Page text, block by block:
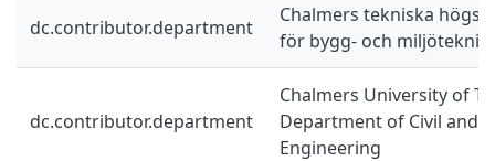
dc.contributor.department
Chalmers tekniska
för bygg- och miljöteknik
dc.contributor.department
Chalmers University of
Department of Civil and
Engineering